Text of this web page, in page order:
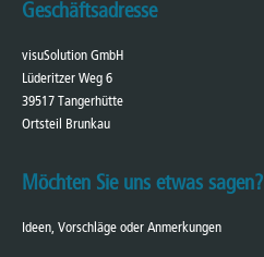
Geschäftsadresse
visuSolution GmbH
Lüderitzer Weg 6
39517 Tangerhütte
Ortsteil Brunkau
Möchten Sie uns etwas sagen?
Ideen, Vorschläge oder Anmerkungen